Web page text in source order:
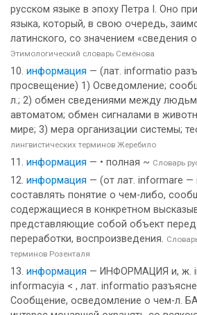
русском языке в эпоху Петра I. Оно
языка, который, в свою очередь,
латинского, со значением «сведения
Этимологический словарь Семёнова
информация — (лат. informatio
просвещение) 1) Осведомление;
л.; 2) обмен сведениями между
автоматом; обмен сигналами в
мире; 3) мера организации системы;
лингвистических терминов Жеребило
информация — • полная ~ Словарь
информация — (от лат. informare —
составлять понятие о чем-либо,
содержащиеся в конкретном
представляющие собой объект
переработки, воспроизведения.
терминов Розенталя
информация — ИНФОРМАЦИЯ и, ж.
informacyia < , лат. informatio
Сообщение, осведомление о чем-л.